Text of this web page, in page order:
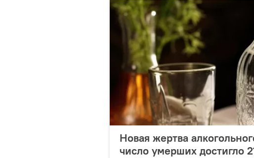
Новая жертва
число умерших достигло